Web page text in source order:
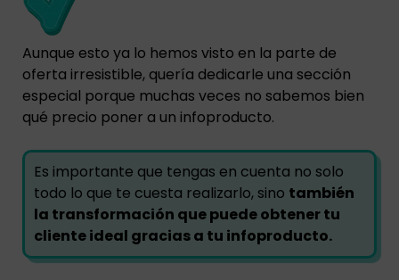
Aunque esto ya lo hemos visto en la parte de
oferta irresistible, quería dedicarle una sección
especial porque muchas veces no sabemos bien
qué precio poner a un infoproducto.
Es importante que tengas en cuenta no solo
todo lo que te cuesta realizarlo, sino también
la transformación que puede obtener tu
cliente ideal gracias a tu infoproducto.